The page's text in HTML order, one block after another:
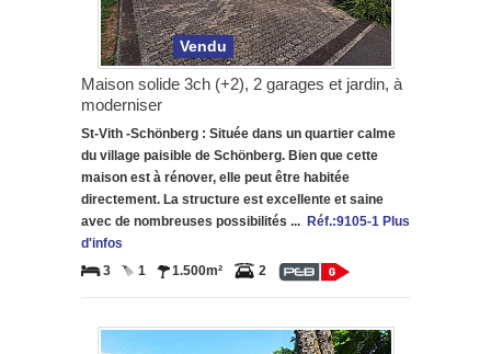
Vendu
Maison solide 3ch (+2), 2 garages et jardin, à
moderniser
St-Vith -Schönberg : Située dans un quartier calme
du village paisible de Schönberg. Bien que cette
maison est à rénover, elle peut être habitée
directement. La structure est excellente et saine
avec de nombreuses possibilités ... Réf.:9105-1 Plus
d'infos
3
1 1.500m² 2